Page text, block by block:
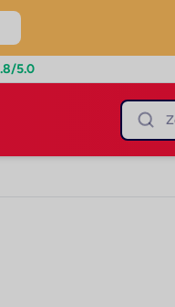
/5.0